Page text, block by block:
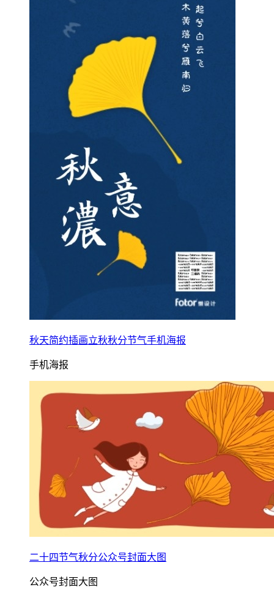
秋天简约插画立秋秋分节气手机海报
手机海报
二十四节气秋分公众号封面大图
公众号封面大图